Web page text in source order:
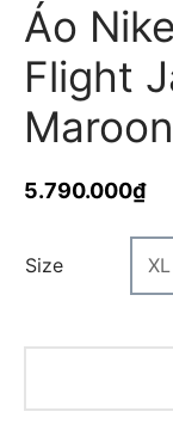
Áo
Flight
5.790.000₫
Size XL